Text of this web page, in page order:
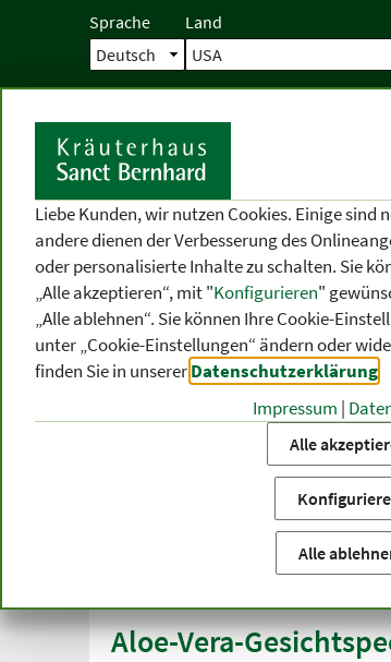
Sprache Land
Startseite
KATEGORIEN
THEMEN-
BEREICHE
Startseite
Aloe-Vera-
Liebe Kunden, wir nutzen Cookies. Einige sind
andere dienen der Verbesserung des
oder personalisierte Inhalte zu schalten. Sie
„Alle akzeptieren“, mit "Konfigurieren"
„Alle ablehnen“. Sie können Ihre Cookie-
unter „Cookie-Einstellungen“ ändern oder
finden Sie in unsererDatenschutzerklärung
Impressum |
Alle
Alle